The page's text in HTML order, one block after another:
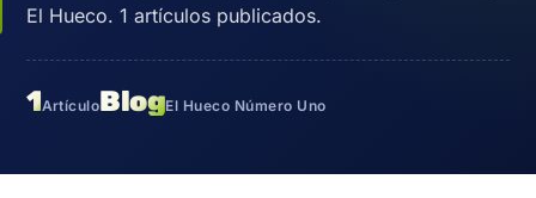
El Hueco. 1 artículos publicados.
1ArtículoBlogEl Hueco Número Uno